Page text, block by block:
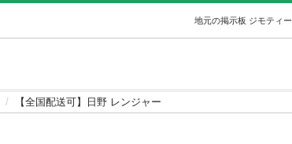
地元の掲示板 ジモティー
【全国配送可】日野 レンジャー